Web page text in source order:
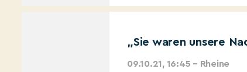
„Sie waren unsere
09.10.21, 16:45 – Rheine